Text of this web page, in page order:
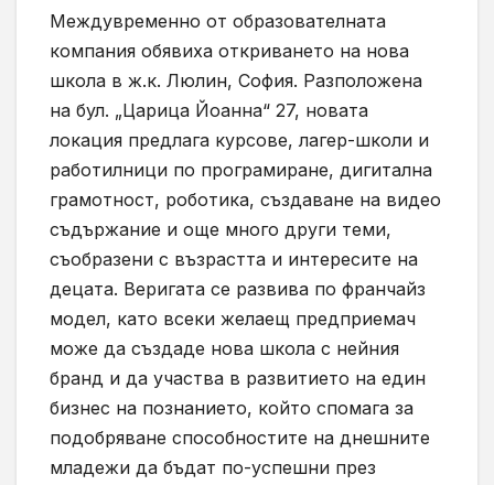
Междувременно от образователната
компания обявиха откриването на нова
школа в ж.к. Люлин, София. Разположена
на бул. „Царица Йоанна“ 27, новата
локация предлага курсове, лагер-школи и
работилници по програмиране, дигитална
грамотност, роботика, създаване на видео
съдържание и още много други теми,
съобразени с възрастта и интересите на
децата. Веригата се развива по франчайз
модел, като всеки желаещ предприемач
може да създаде нова школа с нейния
бранд и да участва в развитието на един
бизнес на познанието, който спомага за
подобряване способностите на днешните
младежи да бъдат по-успешни през